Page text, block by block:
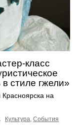
класс
стиле гжели»
на
Культура События